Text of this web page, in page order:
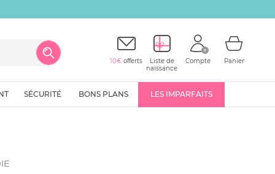
10€ offerts
Liste de
naissance
Compte Panier
SÉCURITÉ BONS PLANS LES IMPARFAITS